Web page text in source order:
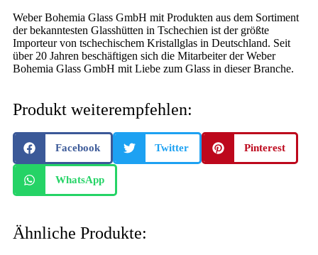
Weber Bohemia Glass GmbH mit Produkten aus dem Sortiment
der bekanntesten Glasshütten in Tschechien ist der größte
Importeur von tschechischem Kristallglas in Deutschland. Seit
über 20 Jahren beschäftigen sich die Mitarbeiter der Weber
Bohemia Glass GmbH mit Liebe zum Glass in dieser Branche.
Produkt weiterempfehlen:
Facebook Twitter Pinterest
WhatsApp
Ähnliche Produkte: